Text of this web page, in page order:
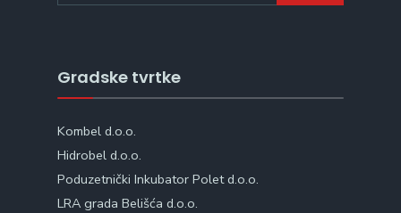
Gradske tvrtke
Kombel d.o.o.
Hidrobel d.o.o.
Poduzetnički Inkubator Polet d.o.o.
LRA grada Belišća d.o.o.